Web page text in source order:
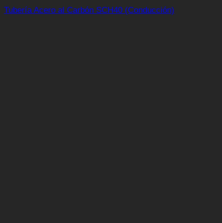
Tubería Acero al Carbón SCH40 (Conducción)